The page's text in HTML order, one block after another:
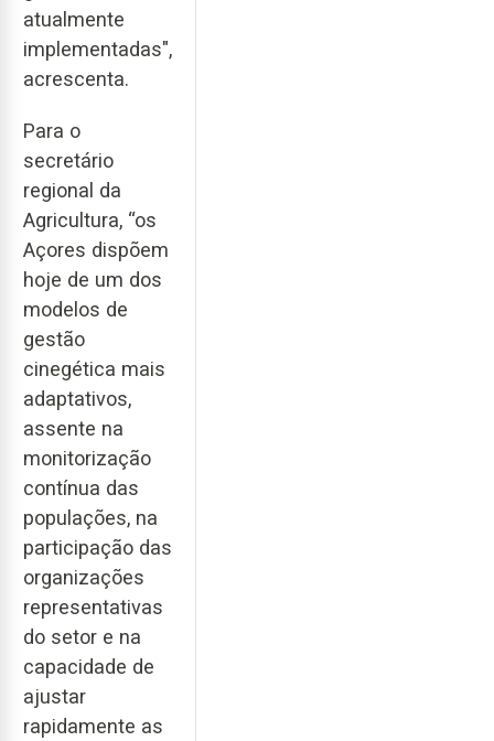
atualmente
implementadas",
acrescenta.
Para o
secretário
regional da
Agricultura, “os
Açores dispõem
hoje de um dos
modelos de
gestão
cinegética mais
adaptativos,
assente na
monitorização
contínua das
populações, na
participação das
organizações
representativas
do setor e na
capacidade de
ajustar
rapidamente as